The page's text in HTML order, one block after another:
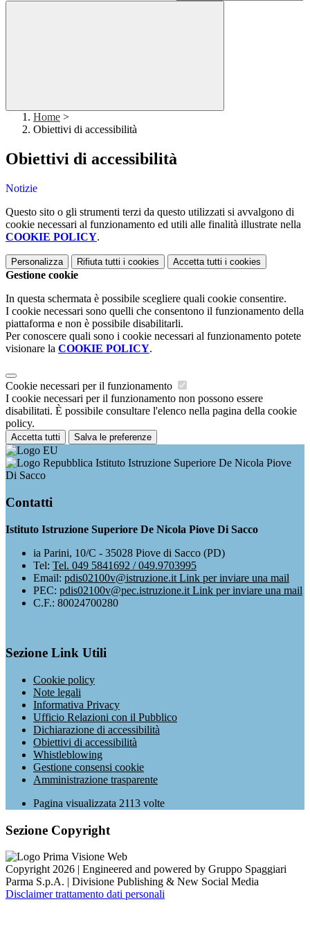
Home >
Obiettivi di accessibilità
Obiettivi di accessibilità
Notizie
Questo sito o gli strumenti terzi da questo utilizzati si avvalgono di
cookie necessari al funzionamento ed utili alle finalità illustrate nella
COOKIE POLICY.
Personalizza Rifiuta tutti i cookies Accetta tutti i cookies
Gestione cookie
In questa schermata è possibile scegliere quali cookie consentire.
I cookie necessari sono quelli che consentono il funzionamento della
piattaforma e non è possibile disabilitarli.
Per conoscere quali sono i cookie necessari al funzionamento potete
visionare la COOKIE POLICY.
Cookie necessari per il funzionamento
I cookie necessari per il funzionamento non possono essere
disabilitati. È possibile consultare l'elenco nella pagina della cookie
policy.
Accetta tutti Salva le preferenze
Istituto Istruzione Superiore De Nicola Piove
Di Sacco
Contatti
Istituto Istruzione Superiore De Nicola Piove Di Sacco
ia Parini, 10/C - 35028 Piove di Sacco (PD)
Tel: Tel. 049 5841692 / 049.9703995
Email: pdis02100v@istruzione.it Link per inviare una mail
PEC: pdis02100v@pec.istruzione.it Link per inviare una mail
C.F.: 80024700280
Sezione Link Utili
Cookie policy
Note legali
Informativa Privacy
Ufficio Relazioni con il Pubblico
Dichiarazione di accessibilità
Obiettivi di accessibilità
Whistleblowing
Gestione consensi cookie
Amministrazione trasparente
Pagina visualizzata 2113 volte
Sezione Copyright
Copyright 2026 | Engineered and powered by Gruppo Spaggiari
Parma S.p.A. | Divisione Publishing & New Social Media
Disclaimer trattamento dati personali